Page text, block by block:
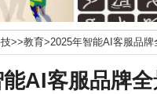
>>教育>2025年智能AI客服品
AI客服品牌